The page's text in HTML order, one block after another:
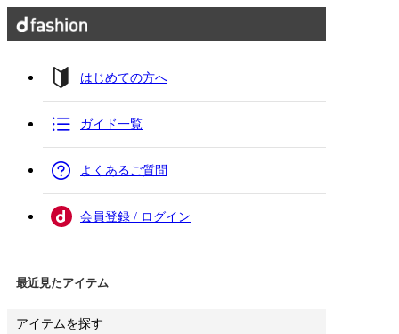
はじめての方へ
ガイド一覧
よくあるご質問
会員登録 / ログイン
最近見たアイテム
アイテムを探す